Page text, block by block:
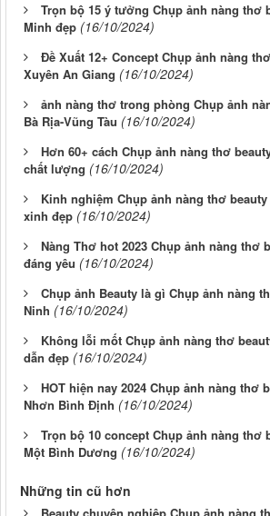
Trọn bộ 15 ý tưởng Chụp ảnh nàng thơ
Minh đẹp (16/10/2024)
Đề Xuất 12+ Concept Chụp ảnh nàng
Xuyên An Giang (16/10/2024)
ảnh nàng thơ trong phòng Chụp ảnh
Bà Rịa-Vũng Tàu (16/10/2024)
Hơn 60+ cách Chụp ảnh nàng thơ
chất lượng (16/10/2024)
Kinh nghiệm Chụp ảnh nàng thơ
xinh đẹp (16/10/2024)
Nàng Thơ hot 2023 Chụp ảnh nàng thơ
đáng yêu (16/10/2024)
Chụp ảnh Beauty là gì Chụp ảnh nàng
Ninh (16/10/2024)
Không lỗi mốt Chụp ảnh nàng thơ
dẫn đẹp (16/10/2024)
HOT hiện nay 2024 Chụp ảnh nàng thơ
Nhơn Bình Định (16/10/2024)
Trọn bộ 10 concept Chụp ảnh nàng thơ
Một Bình Dương (16/10/2024)
Những tin cũ hơn